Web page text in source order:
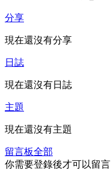
分享
現在還沒有分享
日誌
現在還沒有日誌
主題
現在還沒有主題
留言板全部
你需要登錄後才可以留言